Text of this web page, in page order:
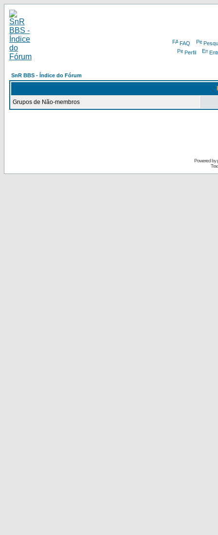
FAQ
Perfil
SnR BBS - Índice do Fórum
Grupos de Não-membros
Powered by